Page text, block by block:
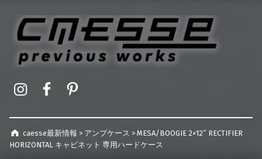
caesse最新情報 > アンプケース > MESA/BOOGIE 2×12” RECTIFIER
HORIZONTAL キャビネット 専用ハードケース